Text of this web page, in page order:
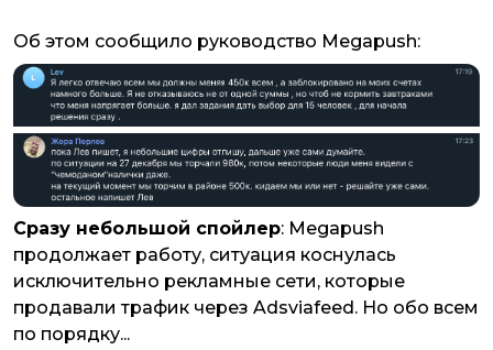
Об этом сообщило руководство Megapush:
Сразу небольшой спойлер: Megapush
продолжает работу, ситуация коснулась
исключительно рекламные сети, которые
продавали трафик через Adsviafeed. Но обо всем
по порядку...